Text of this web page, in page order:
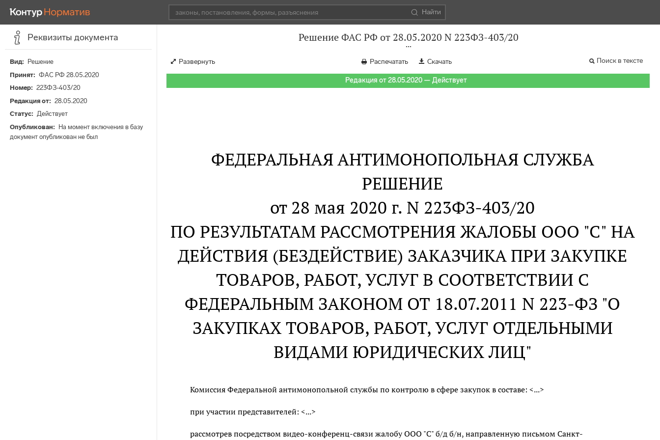
Найти
Реквизиты документа
Вид
Решение
Принят
ФАС РФ 28.05.2020
Номер
223ФЗ-403/20
Редакция от
28.05.2020
Статус
Действует
Опубликован
На момент включения в базу
документ опубликован не был
Решение ФАС РФ от 28.05.2020 N 223ФЗ-403/20
Развернуть Распечатать Скачать Поиск в тексте
Редакция от 28.05.2020 — Действует
ФЕДЕРАЛЬНАЯ АНТИМОНОПОЛЬНАЯ СЛУЖБА
РЕШЕНИЕ
от 28 мая 2020 г. N 223ФЗ-403/20
ПО РЕЗУЛЬТАТАМ РАССМОТРЕНИЯ ЖАЛОБЫ ООО "С" НА
ДЕЙСТВИЯ (БЕЗДЕЙСТВИЕ) ЗАКАЗЧИКА ПРИ ЗАКУПКЕ
ТОВАРОВ, РАБОТ, УСЛУГ В СООТВЕТСТВИИ С
ФЕДЕРАЛЬНЫМ ЗАКОНОМ ОТ 18.07.2011 N 223-ФЗ "О
ЗАКУПКАХ ТОВАРОВ, РАБОТ, УСЛУГ ОТДЕЛЬНЫМИ
ВИДАМИ ЮРИДИЧЕСКИХ ЛИЦ"
Комиссия Федеральной антимонопольной службы по контролю в сфере закупок в составе: <...>
при участии представителей: <...>
рассмотрев посредством видео-конференц-связи жалобу ООО "С" б/д б/н, направленную письмом Санкт-